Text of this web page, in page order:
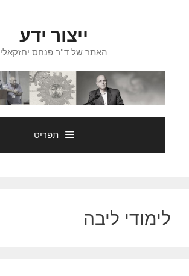
ייצור ידע
האתר של ד"ר פנחס יחזקאלי
תפריט
לימודי ליבה